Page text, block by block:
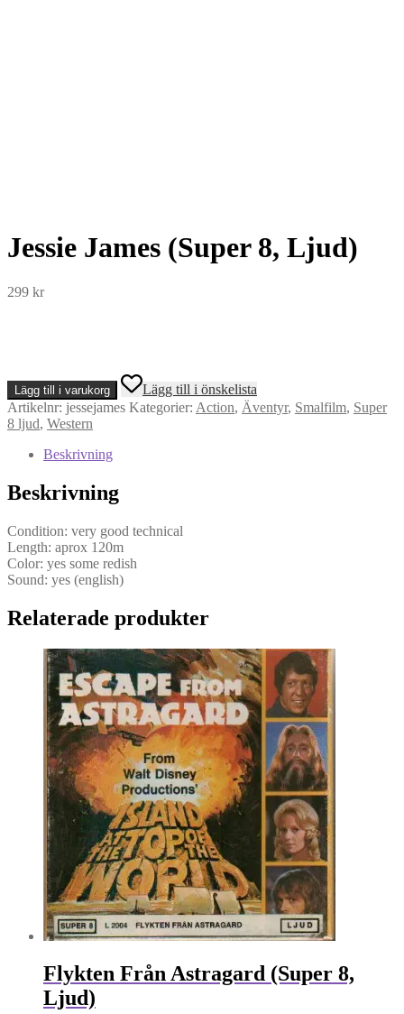
Jessie James (Super 8, Ljud)
299 kr
Jessie
James
(Super
8,
mängd
Lägg till i varukorg
Lägg till i önskelista
Artikelnr: jessejames Kategorier: Action, Äventyr, Smalfilm, Super
8 ljud, Western
Beskrivning
Beskrivning
Condition: very good technical
Length: aprox 120m
Color: yes some redish
Sound: yes (english)
Relaterade produkter
Flykten Från Astragard (Super 8,
Ljud)